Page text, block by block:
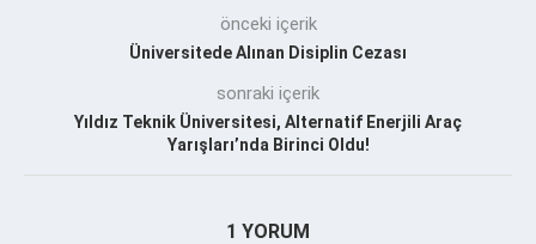
önceki içerik
Üniversitede Alınan Disiplin Cezası
sonraki içerik
Yıldız Teknik Üniversitesi, Alternatif Enerjili Araç
Yarışları’nda Birinci Oldu!
1 YORUM